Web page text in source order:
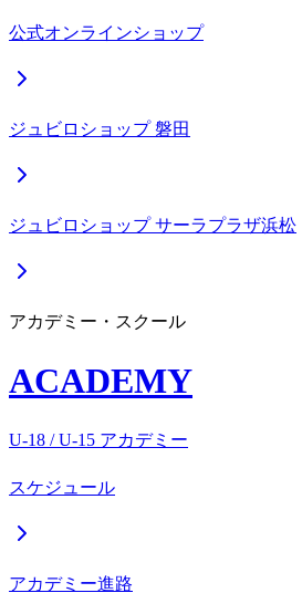
公式オンラインショップ
ジュビロショップ 磐田
ジュビロショップ サーラプラザ浜松
アカデミー・スクール
ACADEMY
U-18 / U-15 アカデミー
スケジュール
アカデミー進路